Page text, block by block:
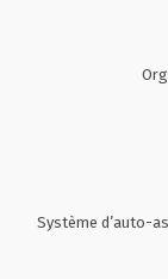
Système d’auto-